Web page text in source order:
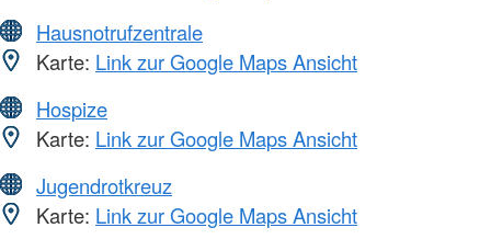
Hausnotrufzentrale
Karte: Link zur Google Maps Ansicht
Hospize
Karte: Link zur Google Maps Ansicht
Jugendrotkreuz
Karte: Link zur Google Maps Ansicht